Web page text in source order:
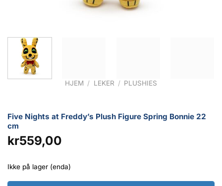
HJEM / LEKER / PLUSHIES
Five Nights at Freddy’s Plush Figure Spring Bonnie 22
cm
kr559,00
Ikke på lager (enda)